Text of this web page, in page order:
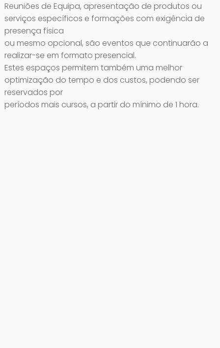
Reuniões de Equipa, apresentação de produtos ou
serviços específicos e formações com exigência de
presença física
ou mesmo opcional, são eventos que continuarão a
realizar-se em formato presencial.
Estes espaços permitem também uma melhor
optimização do tempo e dos custos, podendo ser
reservados por
períodos mais cursos, a partir do mínimo de 1 hora.